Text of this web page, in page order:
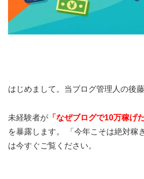
はじめまして。当ブログ管理人の後藤
未経験者が 「なぜブログで10万稼げ
を暴露します。 「今年こそは絶対稼
は今すぐご覧ください。